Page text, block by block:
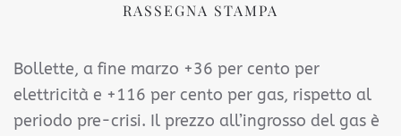
RASSEGNA STAMPA
Bollette, a fine marzo +36 per cento per
elettricità e +116 per cento per gas, rispetto al
periodo pre-crisi. Il prezzo all’ingrosso del gas è